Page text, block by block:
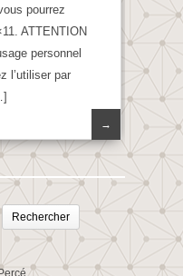
pourrez
ATTENTION
personnel
l’utiliser par
→